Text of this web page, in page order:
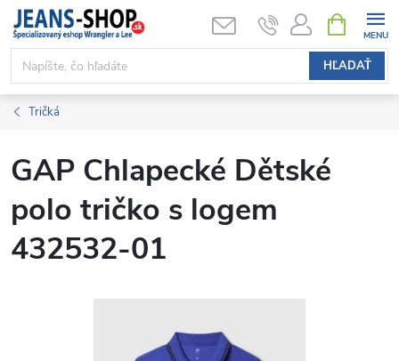
Prejsť
obsah
HĽADAŤ
KOŠÍK
Tričká
GAP Chlapecké Dětské
polo tričko s logem
432532-01